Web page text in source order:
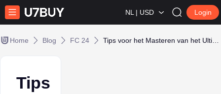
NL | USD Login
Home Blog FC 24
Tips